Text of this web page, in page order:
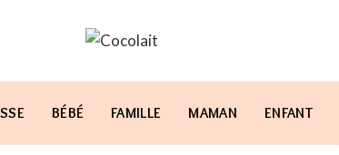
BÉBÉ FAMILLE MAMAN ENFANT